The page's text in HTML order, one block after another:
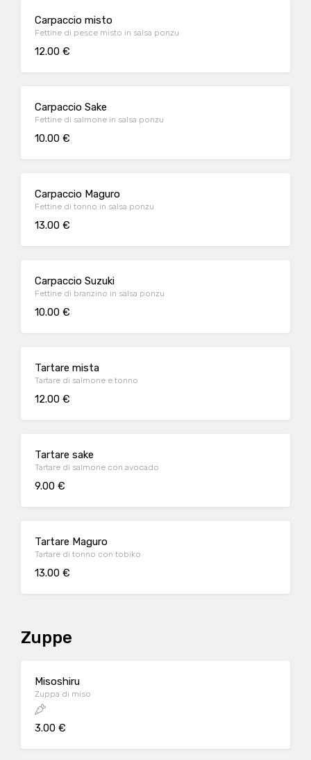
Carpaccio misto
Fettine di pesce misto in salsa ponzu
12.00 €
Carpaccio Sake
Fettine di salmone in salsa ponzu
10.00 €
Carpaccio Maguro
Fettine di tonno in salsa ponzu
13.00 €
Carpaccio Suzuki
Fettine di branzino in salsa ponzu
10.00 €
Tartare mista
Tartare di salmone e tonno
12.00 €
Tartare sake
Tartare di salmone con avocado
9.00 €
Tartare Maguro
Tartare di tonno con tobiko
13.00 €
Zuppe
Misoshiru
Zuppa di miso
3.00 €